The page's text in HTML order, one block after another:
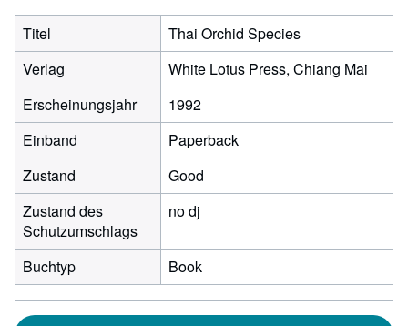
Titel
Thai Orchid Species
Verlag
White Lotus Press, Chiang Mai
Erscheinungsjahr
1992
Einband
Paperback
Zustand
Good
Zustand des
Schutzumschlags
no dj
Buchtyp Book